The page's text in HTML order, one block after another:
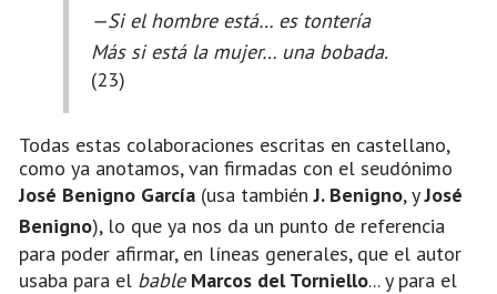
—Si el hombre está… es tontería
Más si está la mujer… una bobada.
(23)
Todas estas colaboraciones escritas en castellano,
como ya anotamos, van firmadas con el seudónimo
José Benigno García (usa tambiénJ. Benigno, yJosé
Benigno), lo que ya nos da un punto de referencia
para poder afirmar, en líneas generales, que el autor
usaba para el bable Marcos del Torniello... y para el